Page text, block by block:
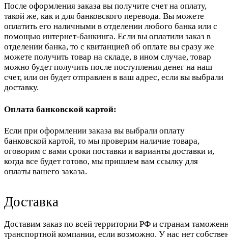
После оформления заказа вы получите счет на оплату,
такой же, как и для банковского перевода. Вы можете
оплатить его наличными в отделении любого банка или с
помощью интернет-банкинга. Если вы оплатили заказ в
отделении банка, то с квитанцией об оплате вы сразу же
можете получить товар на складе, в ином случае, товар
можно будет получить после поступления денег на наш
счет, или он будет отправлен в ваш адрес, если вы выбрали
доставку.
Оплата банковской картой:
Если при оформлении заказа вы выбрали оплату
банковской картой, то мы проверим наличие товара,
оговорим с вами сроки поставки и варианты доставки и,
когда все будет готово, мы пришлем вам ссылку для
оплаты вашего заказа.
Доставка
Доставим заказ по всей территории РФ и странам
транспортной компании, если возможно. У нас нет